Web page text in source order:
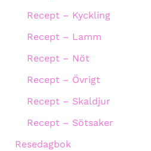
Recept – Kyckling
Recept – Lamm
Recept – Nöt
Recept – Övrigt
Recept – Skaldjur
Recept – Sötsaker
Resedagbok